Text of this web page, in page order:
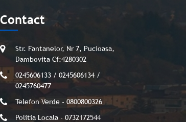
Contact
Str. Fantanelor, Nr 7, Pucioasa,
Dambovita Cf:4280302
0245606133 / 0245606134 /
0245760477
Telefon Verde - 0800800326
Politia Locala - 0732172544